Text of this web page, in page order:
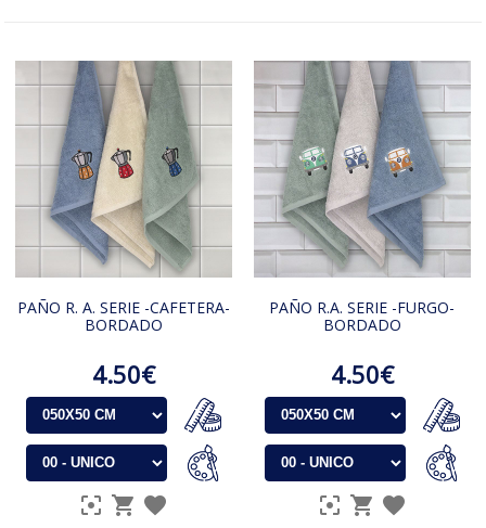
PAÑO R. A. SERIE -CAFETERA-
BORDADO
4.50€
PAÑO R.A. SERIE -FURGO-
BORDADO
4.50€